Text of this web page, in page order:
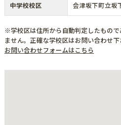
中学校校区 会津坂下町立坂
※学校区は住所から自動判定したもの
ません。正確な学校区はお問い合わせ下
お問い合わせフォームはこちら